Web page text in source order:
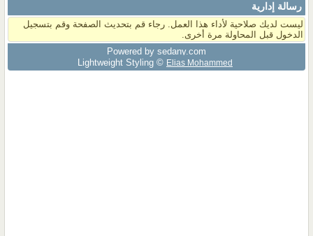
رسالة إدارية
ليست لديك صلاحية لأداء هذا العمل. رجاء قم بتحديث الصفحة وقم بتسجيل
الدخول قبل المحاولة مرة أخرى.
Powered by sedany.com
Lightweight Styling © Elias Mohammed